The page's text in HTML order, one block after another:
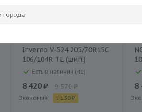
Inverno V-524 205/70R15C
106/104R TL (шип.)
Есть в наличии (41)
8 420 ₽ 9 570 ₽
Экономия 1 150 ₽
8